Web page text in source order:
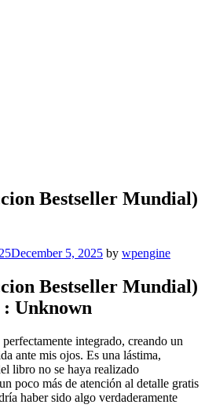
Bestseller Mundial)
December 5, 2025 by wpengine
Bestseller Mundial)
Unknown
integrado, creando un
ante mis ojos. Es una lástima,
libro no se haya realizado
poco más de atención al detalle gratis
haber sido algo verdaderamente